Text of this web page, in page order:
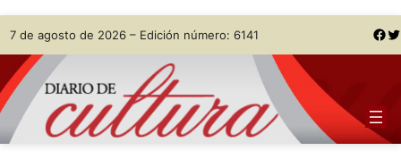
Saltar
al
contenido
Skip
to
content
7 de agosto de 2026 – Edición número: 6141 Facebook Twitter